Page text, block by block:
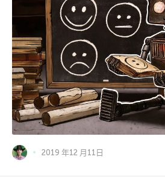
2019 年12 月11日